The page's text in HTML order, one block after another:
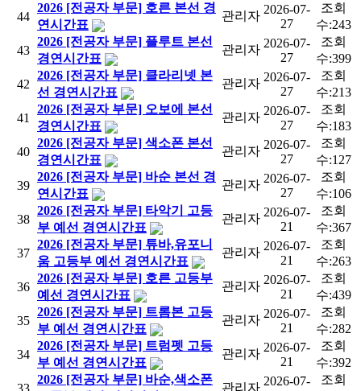
44
2026 [전공자 부문] 호른 본선 경
연시간표
관리자 2026-07-
27
조회
수:243
43
2026 [전공자 부문] 플루트 본선
경연시간표
관리자 2026-07-
27
조회
수:399
42
2026 [전공자 부문] 클라리넷 본
선 경연시간표
관리자 2026-07-
27
조회
수:213
41
2026 [전공자 부문] 오보에 본선
경연시간표
관리자 2026-07-
27
조회
수:183
40
2026 [전공자 부문] 색소폰 본선
경연시간표
관리자 2026-07-
27
조회
수:127
39
2026 [전공자 부문] 바순 본선 경
연시간표
관리자 2026-07-
27
조회
수:106
38
2026 [전공자 부문] 타악기 고등
부 예선 경연시간표
관리자 2026-07-
21
조회
수:367
37
2026 [전공자 부문] 튜바,유포니
움 고등부 예선 경연시간표
관리자 2026-07-
21
조회
수:263
36
2026 [전공자 부문] 호른 고등부
예선 경연시간표
관리자 2026-07-
21
조회
수:439
35
2026 [전공자 부문] 트롬본 고등
부 예선 경연시간표
관리자 2026-07-
21
조회
수:282
34
2026 [전공자 부문] 트럼펫 고등
부 예선 경연시간표
관리자 2026-07-
21
조회
수:392
33
2026 [전공자 부문] 바순,색소폰
관리자 2026-07-
조회